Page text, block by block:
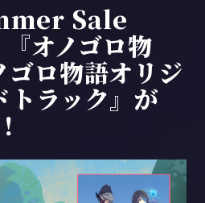
Sale
オノゴロ物
ゴロ物語オリジ
トラック』が